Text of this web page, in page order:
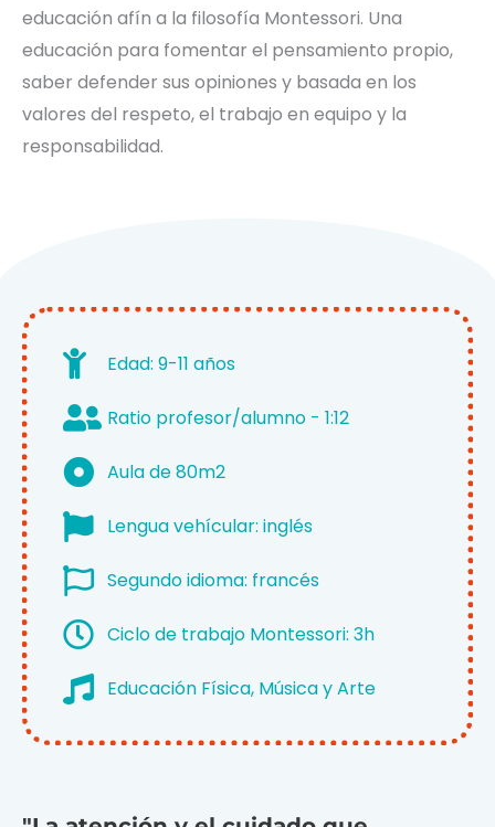
educación afín a la filosofía Montessori. Una
educación para fomentar el pensamiento propio,
saber defender sus opiniones y basada en los
valores del respeto, el trabajo en equipo y la
responsabilidad.
Edad: 9-11 años
Ratio profesor/alumno - 1:12
Aula de 80m2
Lengua vehícular: inglés
Segundo idioma: francés
Ciclo de trabajo Montessori: 3h
Educación Física, Música y Arte